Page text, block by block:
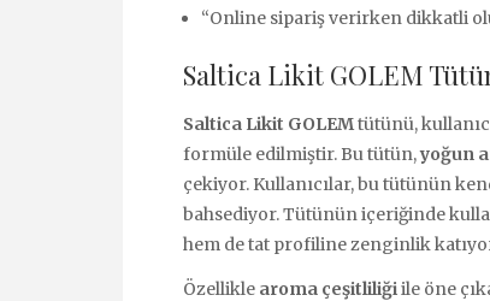
“Online sipariş verirken dikkatli
Saltica Likit GOLEM
Saltica Likit GOLEMtütünü,
formüle edilmiştir. Bu tütün,yoğun
çekiyor. Kullanıcılar, bu tütünün
bahsediyor. Tütünün içeriğinde
hem de tat profiline zenginlik
Özellikle aroma çeşitliliğiile öne